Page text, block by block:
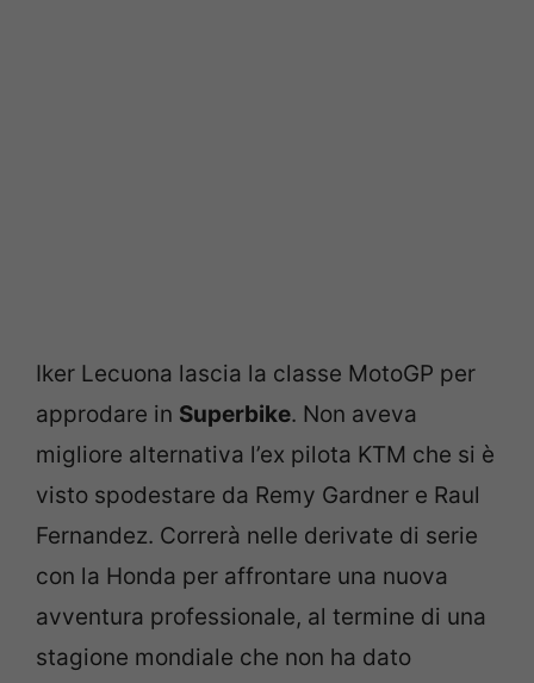
Iker Lecuona lascia la classe MotoGP per
approdare in Superbike. Non aveva
migliore alternativa l’ex pilota KTM che si è
visto spodestare da Remy Gardner e Raul
Fernandez. Correrà nelle derivate di serie
con la Honda per affrontare una nuova
avventura professionale, al termine di una
stagione mondiale che non ha dato